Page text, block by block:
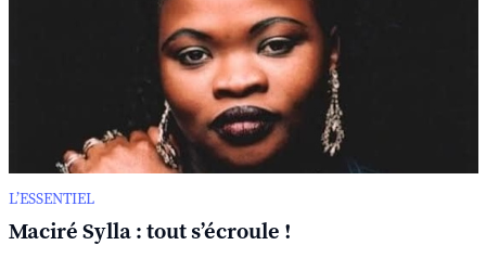
L’ESSENTIEL
Maciré Sylla : tout s’écroule !